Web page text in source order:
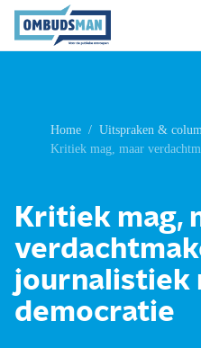
Home / Uitspraken &
Kritiek mag, maar
Kritiek mag,
journalistiek
democratie